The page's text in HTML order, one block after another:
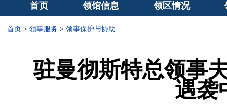
首页 领馆信息 领区情况
首页 > 领事服务 > 领事保护与协助
驻曼彻斯特总领事
遇袭